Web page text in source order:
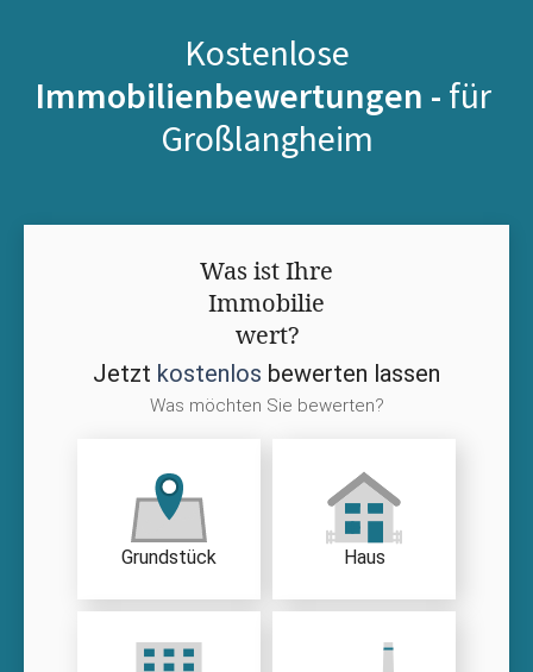
Kostenlose
Immobilienbewertungen - für
Großlangheim
Was ist Ihre
Immobilie
wert?
Jetzt kostenlos bewerten lassen
Was möchten Sie bewerten?
Grundstück Haus